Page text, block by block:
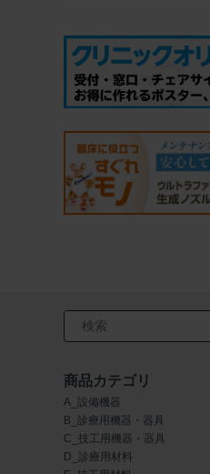
検索キーワード入力
商品カテゴリ
A_設備機器
B_診療用機器・器具
C_技工用機器・器具
D_診療用材料